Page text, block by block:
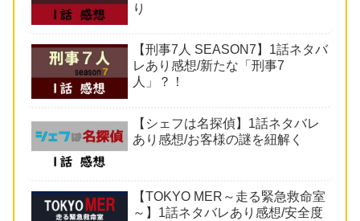
り
【刑事7人 SEASON7】1話ネタバ
レあり感想/新たな「刑事7
人」？！
【シェフは名探偵】1話ネタバレ
あり感想/お客様の謎を紐解く
【TOKYO MER～走る緊急救命室
～】1話ネタバレあり感想/安全度